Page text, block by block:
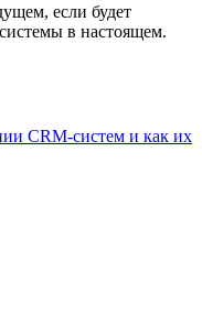
если будет
в настоящем.
CRM-систем и как их